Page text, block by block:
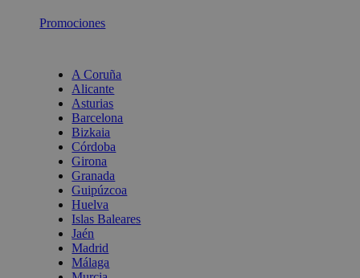
Promociones
A Coruña
Alicante
Asturias
Barcelona
Bizkaia
Córdoba
Girona
Granada
Guipúzcoa
Huelva
Islas Baleares
Jaén
Madrid
Málaga